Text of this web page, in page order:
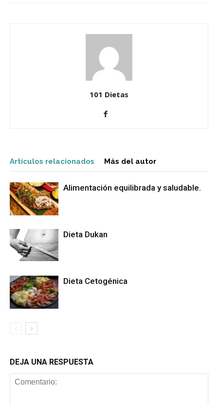
101 Dietas
Artículos relacionados Más del autor
Alimentación equilibrada y saludable.
Dieta Dukan
Dieta Cetogénica
DEJA UNA RESPUESTA